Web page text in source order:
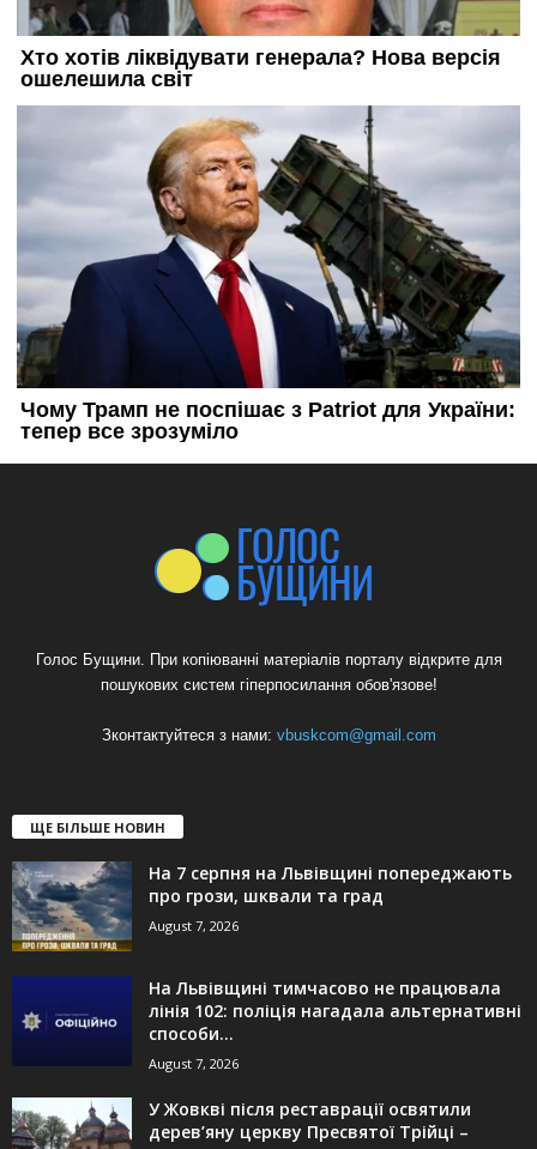
Голос Бущини. При копіюванні матеріалів порталу відкрите для
пошукових систем гіперпосилання обов'язове!
Зконтактуйтеся з нами: vbuskcom@gmail.com
ЩЕ БІЛЬШЕ НОВИН
На 7 серпня на Львівщині попереджають
про грози, шквали та град
August 7, 2026
На Львівщині тимчасово не працювала
лінія 102: поліція нагадала альтернативні
способи...
August 7, 2026
У Жовкві після реставрації освятили
дерев’яну церкву Пресвятої Трійці –